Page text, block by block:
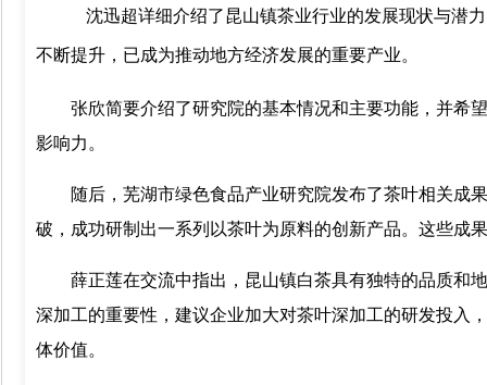
沈迅超详细介绍了昆山镇茶业行业的发展现状与潜
不断提升，已成为推动地方经济发展的重要产业。
张欣简要介绍了研究院的基本情况和主要功能，并希
影响力。
随后，芜湖市绿色食品产业研究院发布了茶叶相关成
破，成功研制出一系列以茶叶为原料的创新产品。这些成
薛正莲在交流中指出，昆山镇白茶具有独特的品质和
深加工的重要性，建议企业加大对茶叶深加工的研发投入
体价值。